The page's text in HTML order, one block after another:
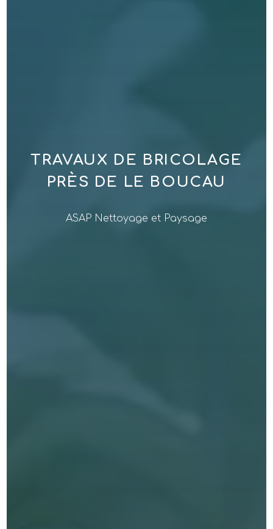
TRAVAUX DE BRICOLAGE
PRÈS DE LE BOUCAU
ASAP Nettoyage et Paysage